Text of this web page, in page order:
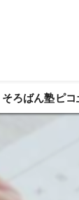
そろばん塾ピ